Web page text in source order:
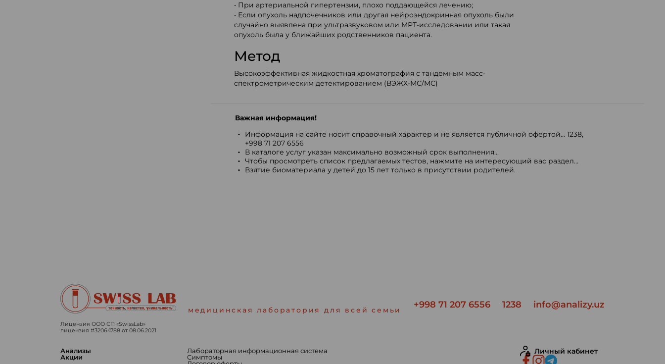
• При артериальной гипертензии, плохо поддающейся лечению;
• Если опухоль надпочечников или другая нейроэндокринная опухоль были
случайно выявлена при ультразвуковом или МРТ-исследовании или такая
опухоль была у ближайших родственников пациента.
Метод
Высокоэффективная жидкостная хроматография с тандемным масс-
спектрометрическим детектированием (ВЭЖХ-МС/МС)
Важная информация!
Информация на сайте носит справочный характер и не является публичной офертой... 1238,
+998 71 207 6556
В каталоге услуг указан максимально возможный срок выполнения...
Чтобы просмотреть список предлагаемых тестов, нажмите на интересующий вас раздел...
Взятие биоматериала у детей до 15 лет только в присутствии родителей.
медицинская лаборатория для всей семьи +998 71 207 6556 1238 info@analizy.uz
Лицензия ООО СП «SwissLab»
лицензия #32064788 от 08.06.2021
Анализы
Акции
Лабораторная информационная система
Симптомы
Личный кабинет